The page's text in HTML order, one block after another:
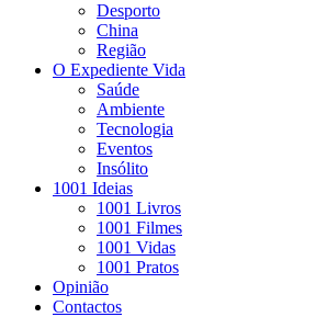
Desporto
China
Região
O Expediente Vida
Saúde
Ambiente
Tecnologia
Eventos
Insólito
1001 Ideias
1001 Livros
1001 Filmes
1001 Vidas
1001 Pratos
Opinião
Contactos